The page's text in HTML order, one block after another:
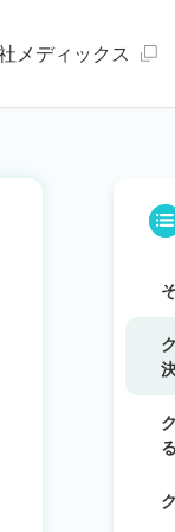
メディックス